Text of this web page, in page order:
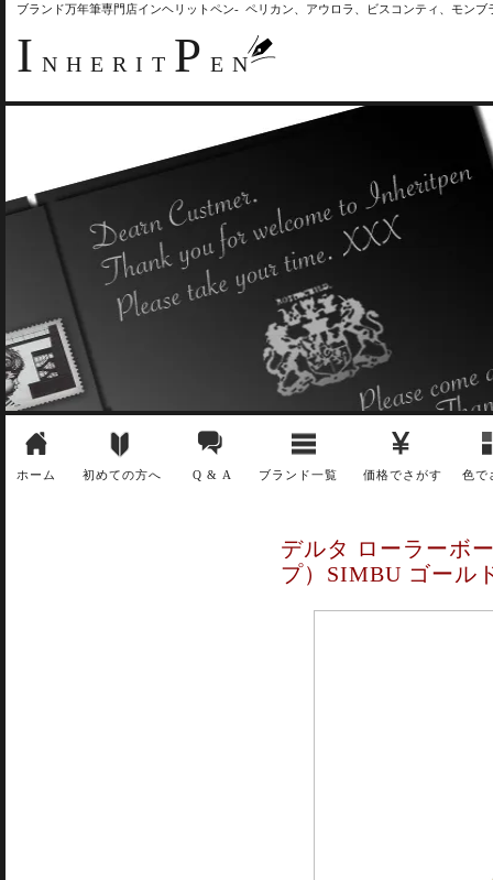
ブランド万年筆専門店インヘリットペン- ペリカン、アウロラ、ビスコンティ、モン
I NHERIT P EN
ホーム 初めての方へ Q & A ブランド一覧 価格でさがす 色で
デルタ ローラーボ
プ）SIMBU ゴール